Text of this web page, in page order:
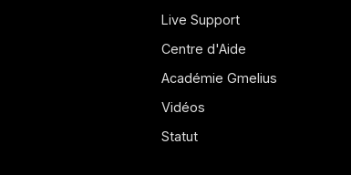
Live Support
Centre d'Aide
Académie Gmelius
Vidéos
Statut